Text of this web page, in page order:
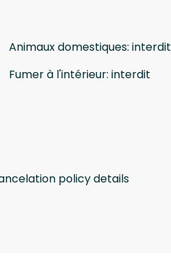
Animaux domestiques: interdit
Fumer à l'intérieur: interdit
policy details